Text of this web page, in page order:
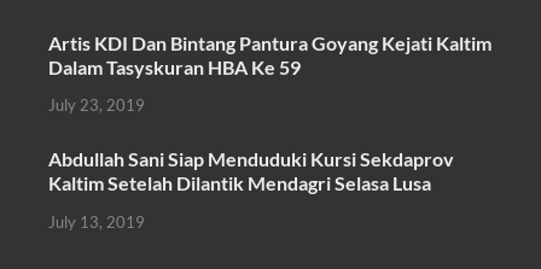
Artis KDI Dan Bintang Pantura Goyang Kejati Kaltim
Dalam Tasyskuran HBA Ke 59
July 23, 2019
Abdullah Sani Siap Menduduki Kursi Sekdaprov
Kaltim Setelah Dilantik Mendagri Selasa Lusa
July 13, 2019